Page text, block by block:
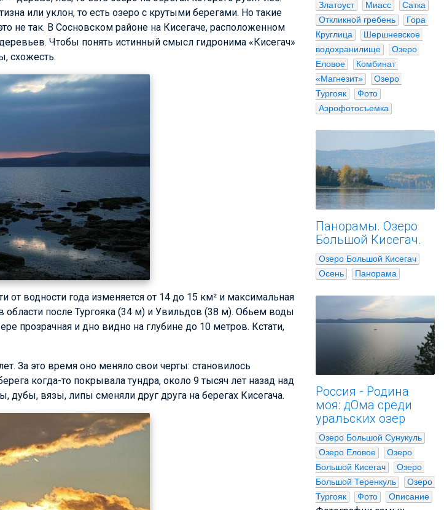
или уклон, то есть озеро с крутыми берегами. Но такие
не так. В Сосновском районе на Кисегаче, расположенном
Чтобы понять истинный смысл гидронима «Кисегач»
схожесть.
водности года изменяется от 14 до 15 км² и максимальная
в области после Тургояка (34 м) и Увильдов (38 м). Обьем воды
прозрачная и дно видно на глубине до 10 метров. Кстати,
За это время оно меняло свои черты: становилось
когда-то покрывала тундра, около 9 тысяч лет назад над
вязы, липы сменяли друг друга на берегах Кисегача.
Златоуст
Миасс
Сатка
Откликной гребень
Гора
Круглица
Шершневское
водохранилище
Озеро
Еловое
Комбинат
«Магнезит»
Озеро
Тургояк
Фото
Аэрофотосъемка
Панорамы. Озеро
Большой Кисегач.
Озеро Большой Кисегач
Осень
Панорама
Россия - Родина
моя: дОма среди
уральских озер
Озеро Большой Сунукуль
Озеро Еловое
Озеро
Большой Кисегач
Озеро
Большой Теренкуль
Озеро
Тургояк
Фото Описание